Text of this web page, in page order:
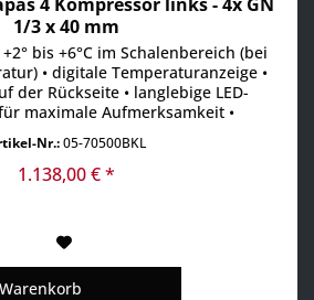
1/3 x 40 mm
bis +6°C im Schalenbereich (bei
• digitale Temperaturanzeige •
der Rückseite • langlebige LED-
maximale Aufmerksamkeit •
aus gehärtetem Glas • aufklappbare
• inkl. GN-Behälter
Nr.:05-70500BKL
1.138,00 € *
Warenkorb